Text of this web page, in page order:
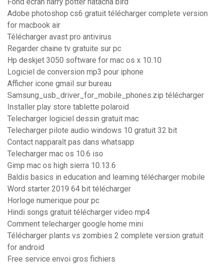
Fond écran harry potter natacha bird
Adobe photoshop cs6 gratuit télécharger complete version
for macbook air
Télécharger avast pro antivirus
Regarder chaine tv gratuite sur pc
Hp deskjet 3050 software for mac os x 10.10
Logiciel de conversion mp3 pour iphone
Afficher icone gmail sur bureau
Samsung_usb_driver_for_mobile_phones.zip télécharger
Installer play store tablette polaroid
Telecharger logiciel dessin gratuit mac
Telecharger pilote audio windows 10 gratuit 32 bit
Contact napparaît pas dans whatsapp
Telecharger mac os 10.6 iso
Gimp mac os high sierra 10.13.6
Baldis basics in education and learning télécharger mobile
Word starter 2019 64 bit télécharger
Horloge numerique pour pc
Hindi songs gratuit télécharger video mp4
Comment telecharger google home mini
Télécharger plants vs zombies 2 complete version gratuit
for android
Free service envoi gros fichiers